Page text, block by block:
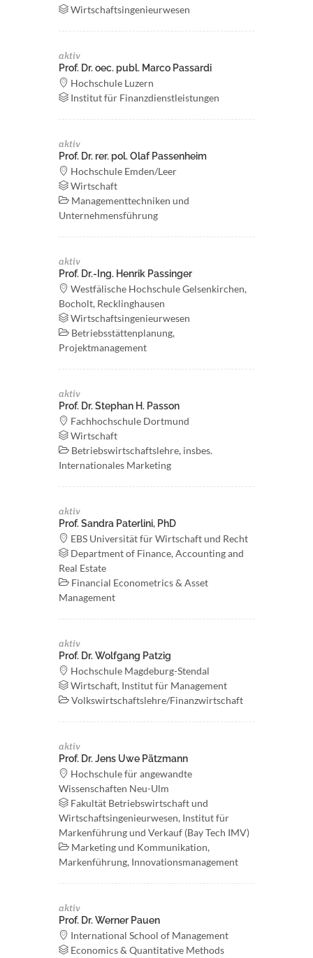
Wirtschaftsingenieurwesen
aktiv
Prof. Dr. oec. publ. Marco Passardi
Hochschule Luzern
Institut für Finanzdienstleistungen
aktiv
Prof. Dr. rer. pol. Olaf Passenheim
Hochschule Emden/Leer
Wirtschaft
Managementtechniken und
Unternehmensführung
aktiv
Prof. Dr.-Ing. Henrik Passinger
Westfälische Hochschule Gelsenkirchen,
Bocholt, Recklinghausen
Wirtschaftsingenieurwesen
Betriebsstättenplanung,
Projektmanagement
aktiv
Prof. Dr. Stephan H. Passon
Fachhochschule Dortmund
Wirtschaft
Betriebswirtschaftslehre, insbes.
Internationales Marketing
aktiv
Prof. Sandra Paterlini, PhD
EBS Universität für Wirtschaft und Recht
Department of Finance, Accounting and
Real Estate
Financial Econometrics & Asset
Management
aktiv
Prof. Dr. Wolfgang Patzig
Hochschule Magdeburg-Stendal
Wirtschaft, Institut für Management
Volkswirtschaftslehre/Finanzwirtschaft
aktiv
Prof. Dr. Jens Uwe Pätzmann
Hochschule für angewandte
Wissenschaften Neu-Ulm
Fakultät Betriebswirtschaft und
Wirtschaftsingenieurwesen, Institut für
Markenführung und Verkauf (Bay Tech IMV)
Marketing und Kommunikation,
Markenführung, Innovationsmanagement
aktiv
Prof. Dr. Werner Pauen
International School of Management
Economics & Quantitative Methods